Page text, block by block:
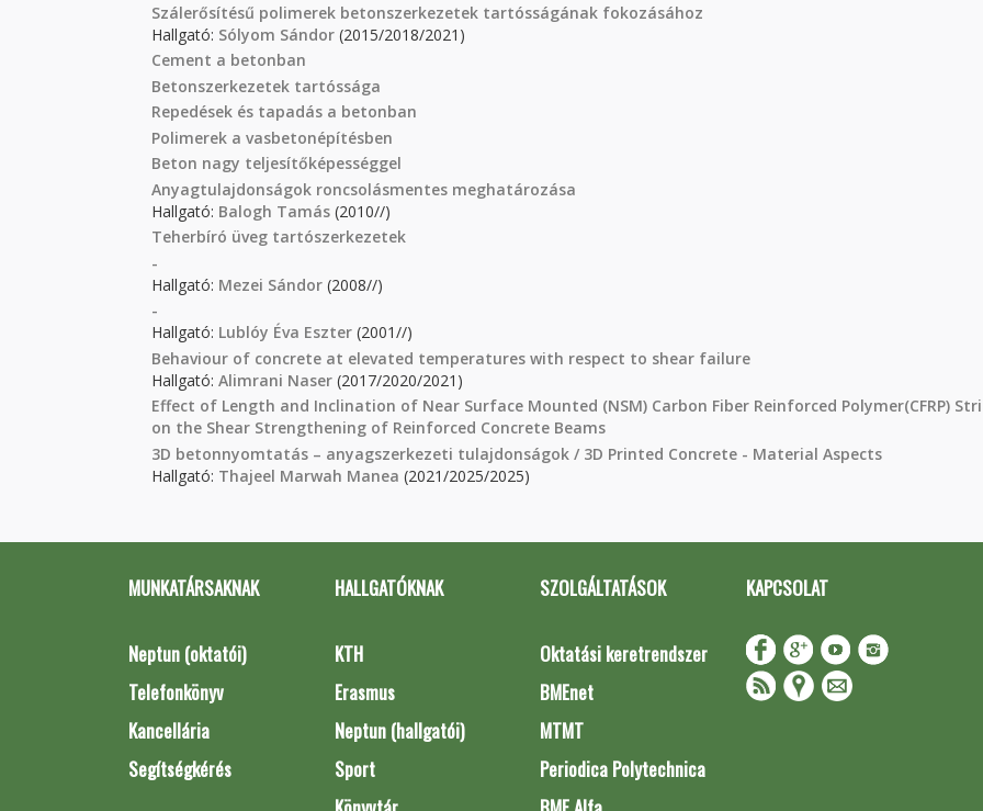
Szálerősítésű polimerek betonszerkezetek tartósságának fokozásához
Hallgató: Sólyom Sándor (2015/2018/2021)
Cement a betonban
Betonszerkezetek tartóssága
Repedések és tapadás a betonban
Polimerek a vasbetonépítésben
Beton nagy teljesítőképességgel
Anyagtulajdonságok roncsolásmentes meghatározása
Hallgató: Balogh Tamás (2010//)
Teherbíró üveg tartószerkezetek
-
Hallgató: Mezei Sándor (2008//)
-
Hallgató: Lublóy Éva Eszter (2001//)
Behaviour of concrete at elevated temperatures with respect to shear failure
Hallgató: Alimrani Naser (2017/2020/2021)
Effect of Length and Inclination of Near Surface Mounted (NSM) Carbon Fiber Reinforced Polymer(CFRP)
on the Shear Strengthening of Reinforced Concrete Beams
3D betonnyomtatás – anyagszerkezeti tulajdonságok / 3D Printed Concrete - Material Aspects
Hallgató: Thajeel Marwah Manea (2021/2025/2025)
MUNKATÁRSAKNAK
Neptun (oktatói)
Telefonkönyv
Kancellária
Segítségkérés
HALLGATÓKNAK
KTH
Erasmus
Neptun (hallgatói)
Sport
SZOLGÁLTATÁSOK
Oktatási keretrendszer
BMEnet
MTMT
Periodica Polytechnica
KAPCSOLAT